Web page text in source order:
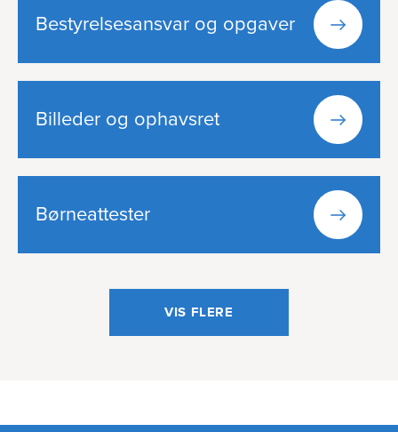
Bestyrelses­ansvar og opgaver
Billeder og ophavsret
Børne­attester
VIS FLERE